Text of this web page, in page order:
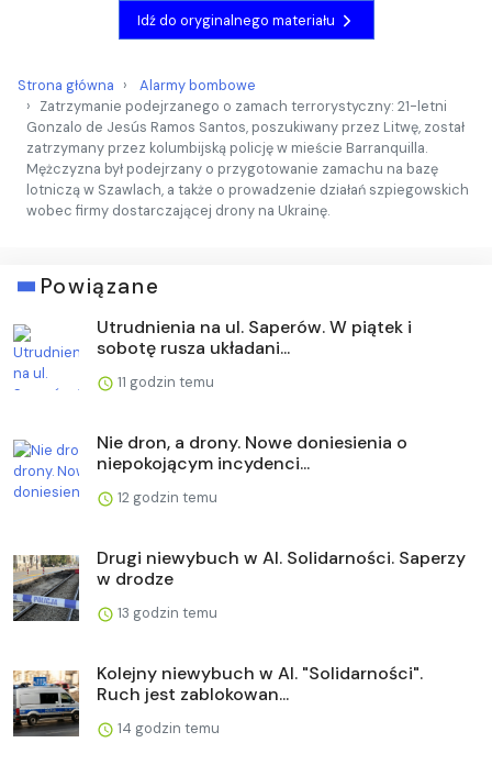
Idź do oryginalnego materiału
Strona główna
Alarmy bombowe
Zatrzymanie podejrzanego o zamach terrorystyczny: 21-letni
Gonzalo de Jesús Ramos Santos, poszukiwany przez Litwę, został
zatrzymany przez kolumbijską policję w mieście Barranquilla.
Mężczyzna był podejrzany o przygotowanie zamachu na bazę
lotniczą w Szawlach, a także o prowadzenie działań szpiegowskich
wobec firmy dostarczającej drony na Ukrainę.
Powiązane
Utrudnienia na ul. Saperów. W piątek i
sobotę rusza układani...
11 godzin temu
Nie dron, a drony. Nowe doniesienia o
niepokojącym incydenci...
12 godzin temu
Drugi niewybuch w Al. Solidarności. Saperzy
w drodze
13 godzin temu
Kolejny niewybuch w Al. "Solidarności".
Ruch jest zablokowan...
14 godzin temu